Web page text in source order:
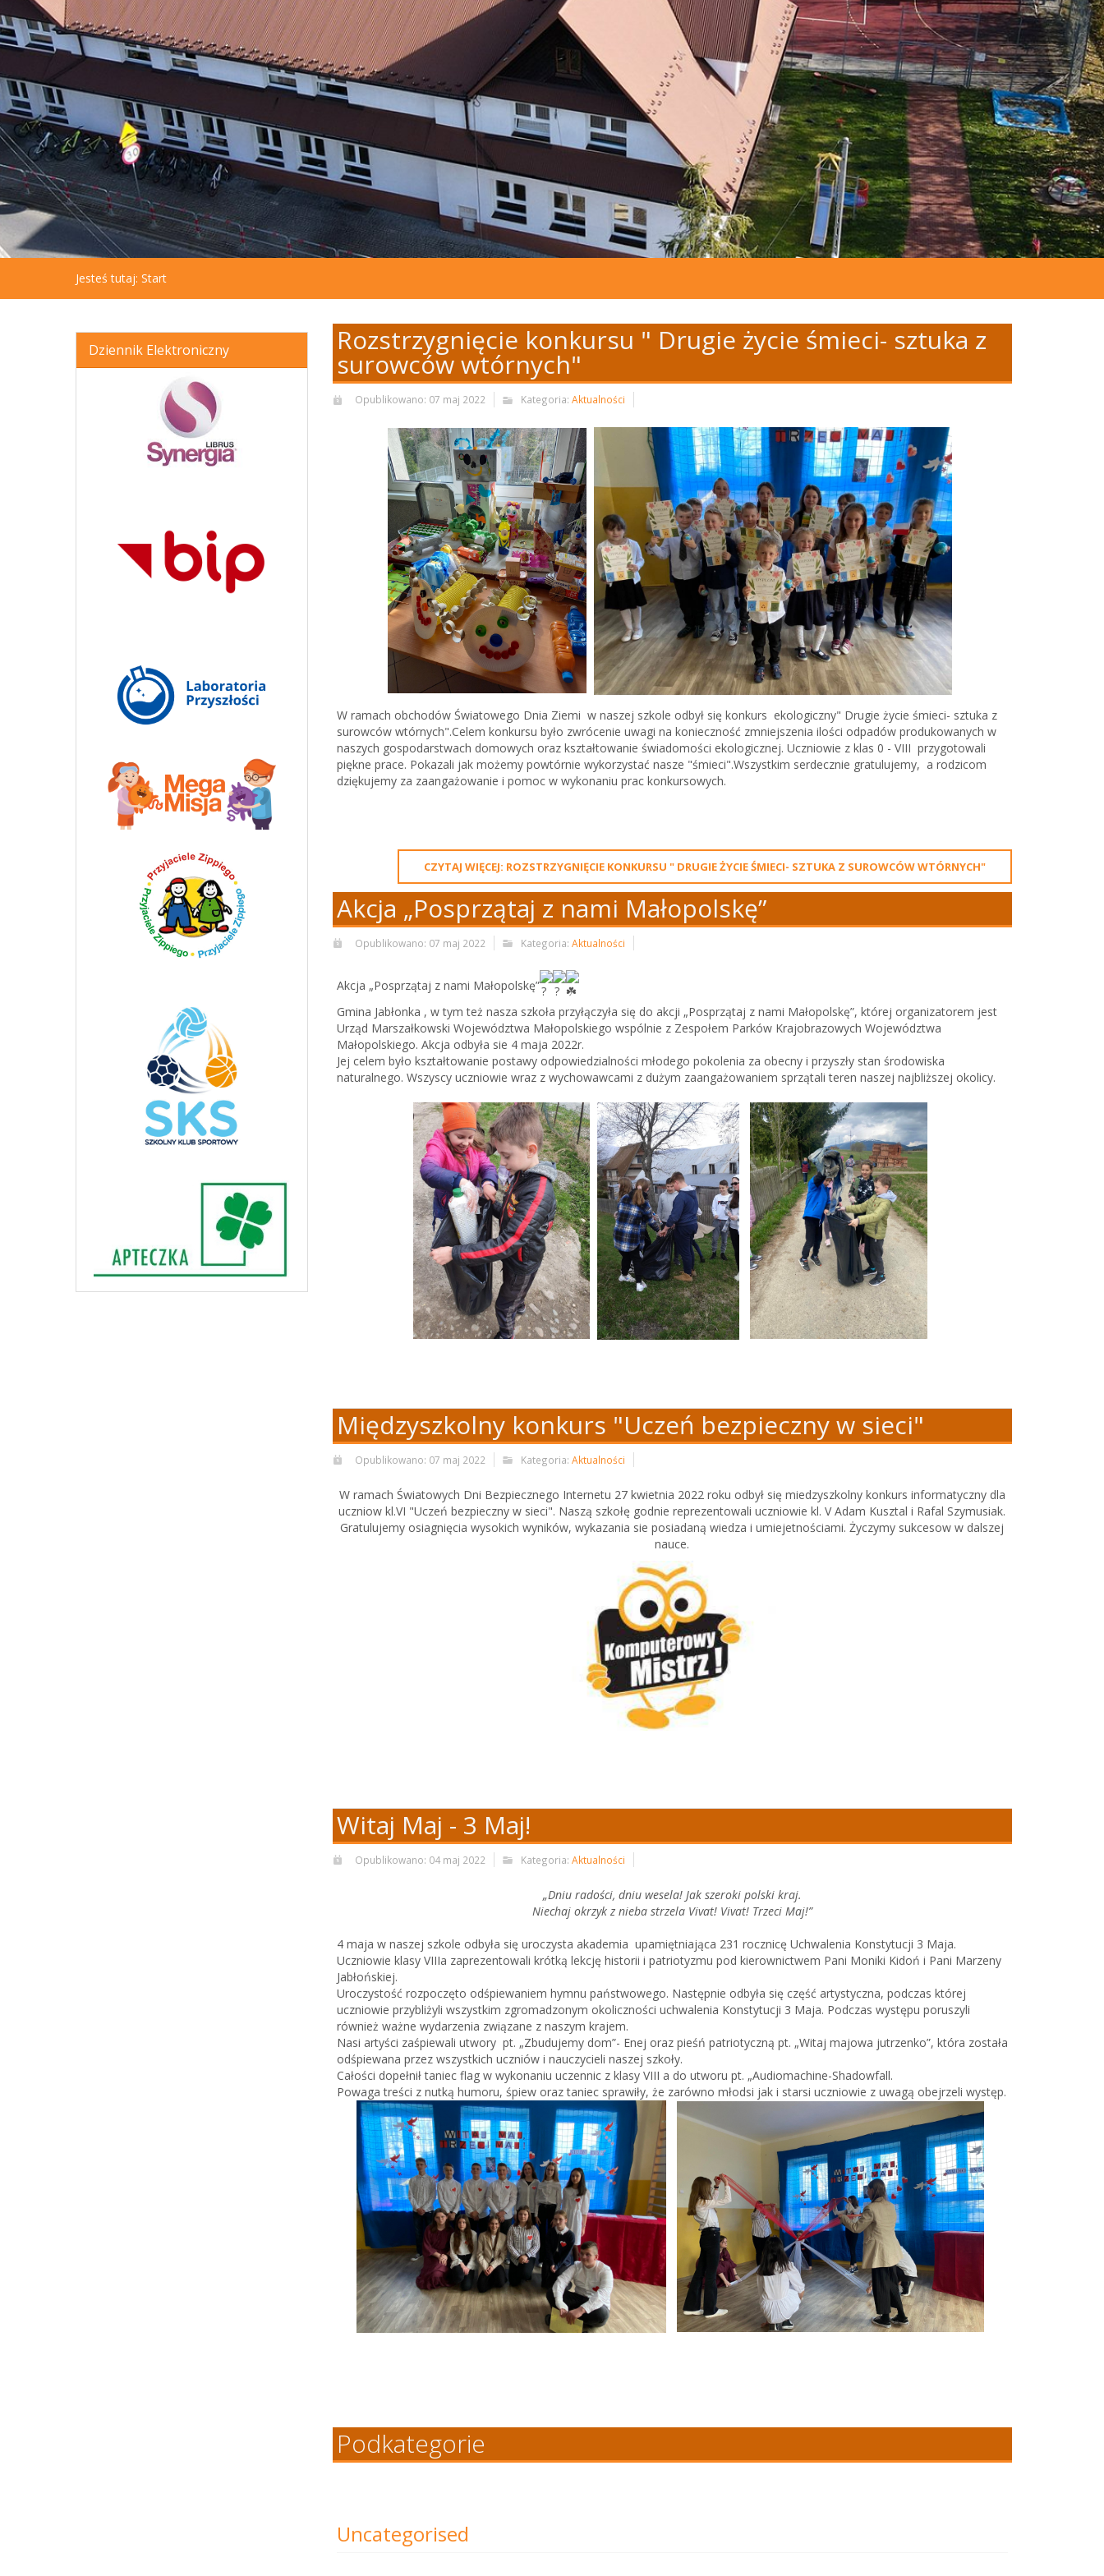
otworzyć
menu
dostępności.
Jesteś tutaj: Start
Dziennik Elektroniczny Rozstrzygnięcie konkursu " Drugie życie śmieci- sztuka z
surowców wtórnych"
Opublikowano: 07 maj 2022 Kategoria: Aktualności
W ramach obchodów Światowego Dnia Ziemi w naszej szkole odbył się konkurs ekologiczny" Drugie życie śmieci- sztuka z
surowców wtórnych".Celem konkursu było zwrócenie uwagi na konieczność zmniejszenia ilości odpadów produkowanych w
naszych gospodarstwach domowych oraz kształtowanie świadomości ekologicznej. Uczniowie z klas 0 - VIII przygotowali
piękne prace. Pokazali jak możemy powtórnie wykorzystać nasze "śmieci".Wszystkim serdecznie gratulujemy, a rodzicom
dziękujemy za zaangażowanie i pomoc w wykonaniu prac konkursowych.
CZYTAJ WIĘCEJ: ROZSTRZYGNIĘCIE KONKURSU " DRUGIE ŻYCIE ŚMIECI- SZTUKA Z SUROWCÓW WTÓRNYCH"
Akcja „Posprzątaj z nami Małopolskę”
Opublikowano: 07 maj 2022 Kategoria: Aktualności
Akcja „Posprzątaj z nami Małopolskę”
​Gmina Jabłonka , w tym też nasza szkoła przyłączyła się do akcji „Posprzątaj z nami Małopolskę”, której organizatorem jest
Urząd Marszałkowski Województwa Małopolskiego wspólnie z Zespołem Parków Krajobrazowych Województwa
Małopolskiego. Akcja odbyła sie 4 maja 2022r.
​Jej celem było kształtowanie postawy odpowiedzialności młodego pokolenia za obecny i przyszły stan środowiska
naturalnego. Wszyscy uczniowie wraz z wychowawcami z dużym zaangażowaniem sprzątali teren naszej najbliższej okolicy.
Międzyszkolny konkurs "Uczeń bezpieczny w sieci"
Opublikowano: 07 maj 2022 Kategoria: Aktualności
W ramach Światowych Dni Bezpiecznego Internetu 27 kwietnia 2022 roku odbył się miedzyszkolny konkurs informatyczny dla
uczniow kl.VI "Uczeń bezpieczny w sieci". Naszą szkołę godnie reprezentowali uczniowie kl. V Adam Kusztal i Rafal Szymusiak.
Gratulujemy osiagnięcia wysokich wyników, wykazania sie posiadaną wiedza i umiejetnościami. Życzymy sukcesow w dalszej
nauce.
Witaj Maj - 3 Maj!
Opublikowano: 04 maj 2022 Kategoria: Aktualności
„Dniu radości, dniu wesela! Jak szeroki polski kraj.
Niechaj okrzyk z nieba strzela Vivat! Vivat! Trzeci Maj!”
4 maja w naszej szkole odbyła się uroczysta akademia upamiętniająca 231 rocznicę Uchwalenia Konstytucji 3 Maja.
Uczniowie klasy VIIIa zaprezentowali krótką lekcję historii i patriotyzmu pod kierownictwem Pani Moniki Kidoń i Pani Marzeny
Jabłońskiej.
Uroczystość rozpoczęto odśpiewaniem hymnu państwowego. Następnie odbyła się część artystyczna, podczas której
uczniowie przybliżyli wszystkim zgromadzonym okoliczności uchwalenia Konstytucji 3 Maja. Podczas występu poruszyli
również ważne wydarzenia związane z naszym krajem.
Nasi artyści zaśpiewali utwory pt. „Zbudujemy dom”- Enej oraz pieśń patriotyczną pt. „Witaj majowa jutrzenko”, która została
odśpiewana przez wszystkich uczniów i nauczycieli naszej szkoły.
Całości dopełnił taniec flag w wykonaniu uczennic z klasy VIII a do utworu pt. „Audiomachine-Shadowfall.
Powaga treści z nutką humoru, śpiew oraz taniec sprawiły, że zarówno młodsi jak i starsi uczniowie z uwagą obejrzeli występ.
Podkategorie
Uncategorised